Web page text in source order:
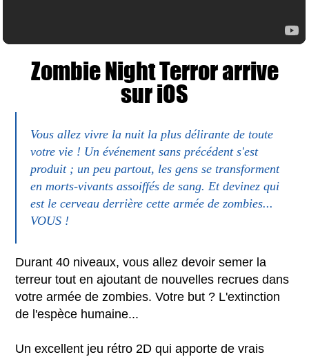
Zombie Night Terror arrive
sur iOS
Vous allez vivre la nuit la plus délirante de toute
votre vie ! Un événement sans précédent s'est
produit ; un peu partout, les gens se transforment
en morts-vivants assoiffés de sang. Et devinez qui
est le cerveau derrière cette armée de zombies...
VOUS !
Durant 40 niveaux, vous allez devoir semer la
terreur tout en ajoutant de nouvelles recrues dans
votre armée de zombies. Votre but ? L'extinction
de l'espèce humaine...
Un excellent jeu rétro 2D qui apporte de vrais